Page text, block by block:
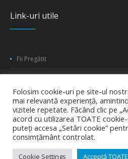
Link-uri utile
Fii Pregătit
CJ Iași
Folosim cookie-uri pe site-ul
mai relevantă experiență,
vizitele repetate. Făcând clic pe
acord cu utilizarea TOATE
puteți accesa „Setări cookie”
consimțământ controlat.
Cookie Settings Acceptă